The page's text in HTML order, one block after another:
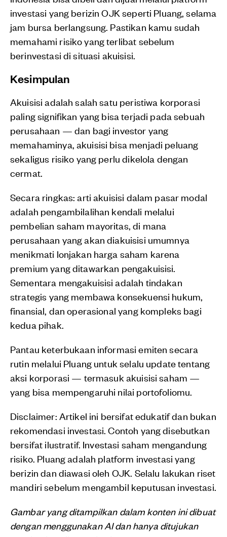
investasi yang berizin OJK seperti Pluang, selama
jam bursa berlangsung. Pastikan kamu sudah
memahami risiko yang terlibat sebelum
berinvestasi di situasi akuisisi.
Kesimpulan
Akuisisi adalah salah satu peristiwa korporasi
paling signifikan yang bisa terjadi pada sebuah
perusahaan — dan bagi investor yang
memahaminya, akuisisi bisa menjadi peluang
sekaligus risiko yang perlu dikelola dengan
cermat.
Secara ringkas: arti akuisisi dalam pasar modal
adalah pengambilalihan kendali melalui
pembelian saham mayoritas, di mana
perusahaan yang akan diakuisisi umumnya
menikmati lonjakan harga saham karena
premium yang ditawarkan pengakuisisi.
Sementara mengakuisisi adalah tindakan
strategis yang membawa konsekuensi hukum,
finansial, dan operasional yang kompleks bagi
kedua pihak.
Pantau keterbukaan informasi emiten secara
rutin melalui Pluang untuk selalu update tentang
aksi korporasi — termasuk akuisisi saham —
yang bisa mempengaruhi nilai portofoliomu.
Disclaimer: Artikel ini bersifat edukatif dan bukan
rekomendasi investasi. Contoh yang disebutkan
bersifat ilustratif. Investasi saham mengandung
risiko. Pluang adalah platform investasi yang
berizin dan diawasi oleh OJK. Selalu lakukan riset
mandiri sebelum mengambil keputusan investasi.
Gambar yang ditampilkan dalam konten ini dibuat
dengan menggunakan AI dan hanya ditujukan